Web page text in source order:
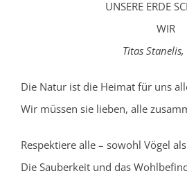
UNSERE ERDE
WIR
Titas Stanelis,
Die Natur ist die Heimat für uns
Wir müssen sie lieben, alle
Respektiere alle – sowohl Vögel
Die Sauberkeit und das